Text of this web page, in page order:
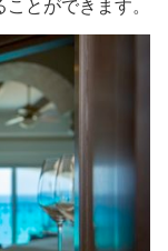
とができます。